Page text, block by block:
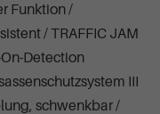
Funktion /
/ TRAFFIC JAM
On-Detection
III
schwenkbar /